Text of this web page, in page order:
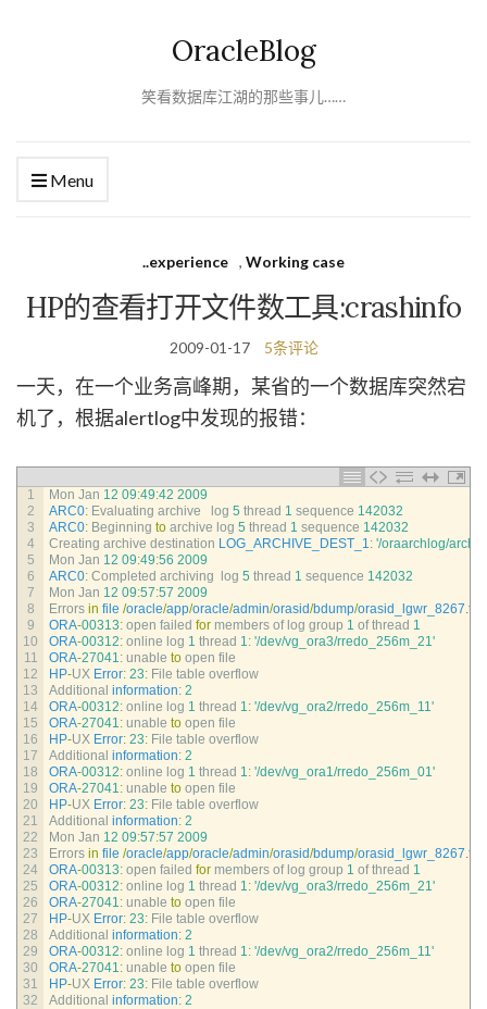
OracleBlog
笑看数据库江湖的那些事儿……
Menu
..experience , Working case
HP的查看打开文件数工具:crashinfo
2009-01-17 5条评论
一天，在一个业务高峰期，某省的一个数据库突然宕
机了，根据alertlog中发现的报错：
1
2
3
4
5
6
7
8
9
10
11
12
13
14
15
16
17
18
19
20
21
22
23
24
25
26
27
28
29
30
31
32
Mon Jan 12 09:49:42 2009
ARC0: Evaluating archive log 5 thread 1 sequence 142032
ARC0: Beginning to archive log 5 thread 1 sequence 142032
Creating archive destination LOG_ARCHIVE_DEST_1: '/oraarchlog/
Mon Jan 12 09:49:56 2009
ARC0: Completed archiving log 5 thread 1 sequence 142032
Mon Jan 12 09:57:57 2009
Errors in file /oracle/app/oracle/admin/orasid/bdump/orasid_lgwr_8267.trc
ORA-00313: open failed for members of log group 1 of thread 1
ORA-00312: online log 1 thread 1: '/dev/vg_ora3/rredo_256m_21'
ORA-27041: unable to open file
HP-UX Error: 23: File table overflow
Additional information: 2
ORA-00312: online log 1 thread 1: '/dev/vg_ora2/rredo_256m_11'
ORA-27041: unable to open file
HP-UX Error: 23: File table overflow
Additional information: 2
ORA-00312: online log 1 thread 1: '/dev/vg_ora1/rredo_256m_01'
ORA-27041: unable to open file
HP-UX Error: 23: File table overflow
Additional information: 2
Mon Jan 12 09:57:57 2009
Errors in file /oracle/app/oracle/admin/orasid/bdump/orasid_lgwr_8267.trc
ORA-00313: open failed for members of log group 1 of thread 1
ORA-00312: online log 1 thread 1: '/dev/vg_ora3/rredo_256m_21'
ORA-27041: unable to open file
HP-UX Error: 23: File table overflow
Additional information: 2
ORA-00312: online log 1 thread 1: '/dev/vg_ora2/rredo_256m_11'
ORA-27041: unable to open file
HP-UX Error: 23: File table overflow
Additional information: 2